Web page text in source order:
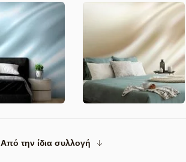
Από την ίδια συλλογή